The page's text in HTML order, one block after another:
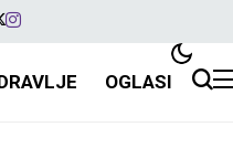
OGLASI